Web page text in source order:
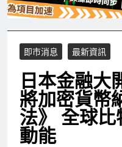
即市消息 最新資訊
日本金融大
將加密貨幣
法》 全球
動能